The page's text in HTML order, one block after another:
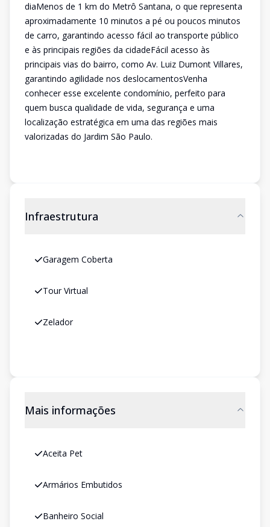
diaMenos de 1 km do Metrô Santana, o que representa
aproximadamente 10 minutos a pé ou poucos minutos
de carro, garantindo acesso fácil ao transporte público
e às principais regiões da cidadeFácil acesso às
principais vias do bairro, como Av. Luiz Dumont Villares,
garantindo agilidade nos deslocamentosVenha
conhecer esse excelente condomínio, perfeito para
quem busca qualidade de vida, segurança e uma
localização estratégica em uma das regiões mais
valorizadas do Jardim São Paulo.
Infraestrutura
Garagem Coberta
Tour Virtual
Zelador
Mais informações
Aceita Pet
Armários Embutidos
Banheiro Social